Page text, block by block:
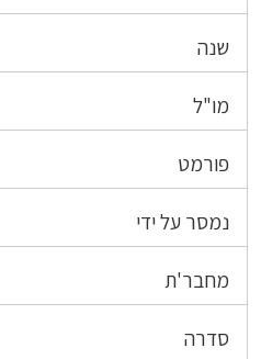
שנה
מו"ל
פורמט
נמסר על ידי
מחבר'ת
סדרה